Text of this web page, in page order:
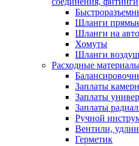
Шланги
Шланги на
Хомуты
Шланги
Расходные
Заплаты
Заплаты
Заплаты
Ручной
Вентили,
Герметик